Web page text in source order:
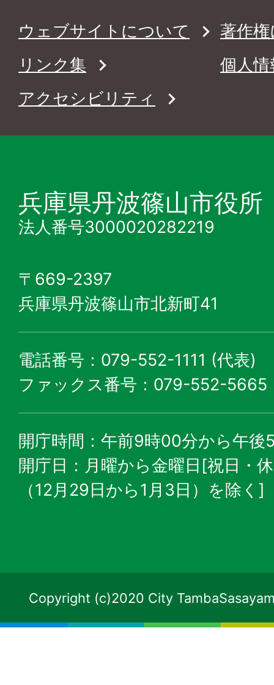
ウェブサイトについて
著作
リンク集
個人
アクセシビリティ
兵庫県丹波篠山市役所
法人番号3000020282219
〒669-2397
兵庫県丹波篠山市北新町41
電話番号：079-552-1111 (代表)
ファックス番号：079-552-5665
開庁時間：午前9時00分から午後
開庁日：月曜から金曜日[祝日・
（12月29日から1月3日）を除く]
Copyright (c)2020 City